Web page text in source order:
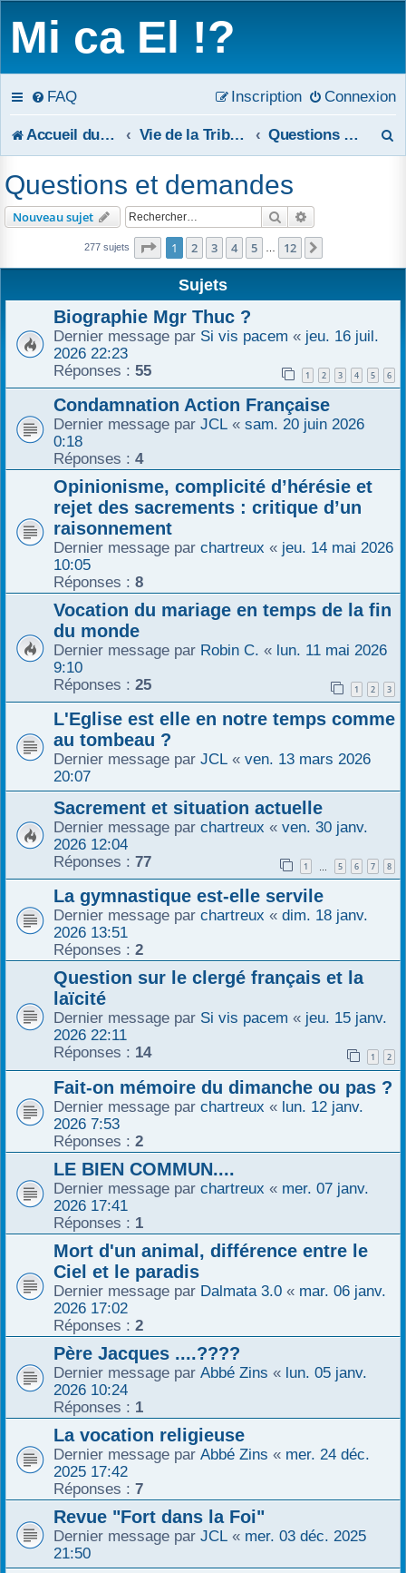
Mi ca El !?
FAQ Connexion
Inscription
Accueil du forum Vie de la Tribune Questions et demandes
e
r
e
Questions et demandes
Nouveau sujet Rechercher
277 sujets Page 1sur12
1 2 3 4 5 12
Sujets
Biographie Mgr Thuc ?
Dernier message par Si vis pacem « jeu. 16 juil.
2026 22:23
Réponses : 55 1 2 3 4 5 6
Condamnation Action Française
Dernier message par JCL « sam. 20 juin 2026
0:18
Réponses : 4
Opinionisme, complicité d’hérésie et
rejet des sacrements : critique d’un
raisonnement
Dernier message par chartreux « jeu. 14 mai 2026
10:05
Réponses : 8
Vocation du mariage en temps de la fin
du monde
Dernier message par Robin C. « lun. 11 mai 2026
9:10
Réponses : 25 1 2 3
L'Eglise est elle en notre temps comme
au tombeau ?
Dernier message par JCL « ven. 13 mars 2026
20:07
Sacrement et situation actuelle
Dernier message par chartreux « ven. 30 janv.
2026 12:04
Réponses : 77 1 … 5 6 7 8
La gymnastique est-elle servile
Dernier message par chartreux « dim. 18 janv.
2026 13:51
Réponses : 2
Question sur le clergé français et la
laïcité
Dernier message par Si vis pacem « jeu. 15 janv.
2026 22:11
Réponses : 14 1 2
Fait-on mémoire du dimanche ou pas ?
Dernier message par chartreux « lun. 12 janv.
2026 7:53
Réponses : 2
LE BIEN COMMUN....
Dernier message par chartreux « mer. 07 janv.
2026 17:41
Réponses : 1
Mort d'un animal, différence entre le
Ciel et le paradis
Dernier message par Dalmata 3.0 « mar. 06 janv.
2026 17:02
Réponses : 2
Père Jacques ....????
Dernier message par Abbé Zins « lun. 05 janv.
2026 10:24
Réponses : 1
La vocation religieuse
Dernier message par Abbé Zins « mer. 24 déc.
2025 17:42
Réponses : 7
Revue "Fort dans la Foi"
Dernier message par JCL « mer. 03 déc. 2025
21:50